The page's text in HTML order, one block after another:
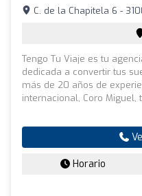
C. de la Chapitela 6 -
Tengo Tu Viaje es tu
dedicada a convertir tus
más de 20 años de
internacional, Coro Miguel,
Horario